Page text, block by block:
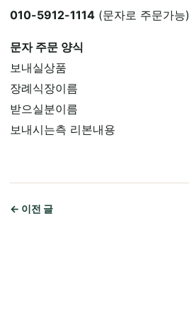
010-5912-1114 (문자로 주문가능)
문자 주문 양식
보내실상품
장례식장이름
받으실분이름
보내시는측 리본내용
← 이전 글